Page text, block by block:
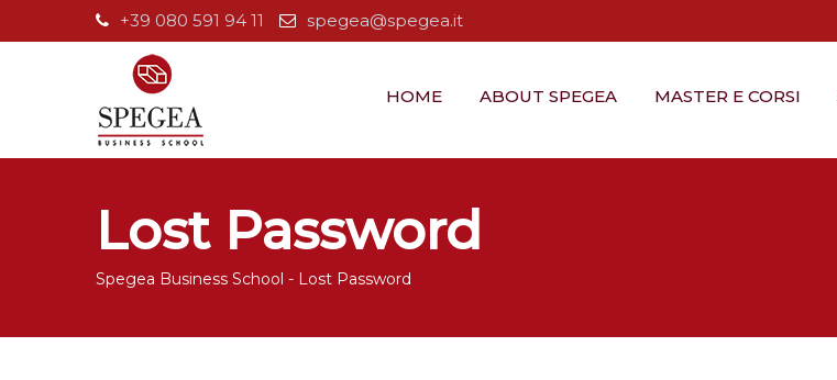
to
+39 080 591 94 11 spegea@spegea.it
HOME ABOUT SPEGEA MASTER E CORSI
Lost Password
Spegea Business School - Lost Password